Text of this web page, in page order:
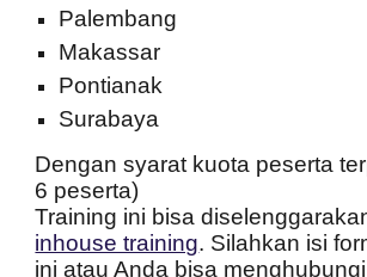
Palembang
Makassar
Pontianak
Surabaya
Dengan syarat kuota peserta
6 peserta)
Training ini bisa
inhouse training. Silahkan isi
ini atau Anda bisa